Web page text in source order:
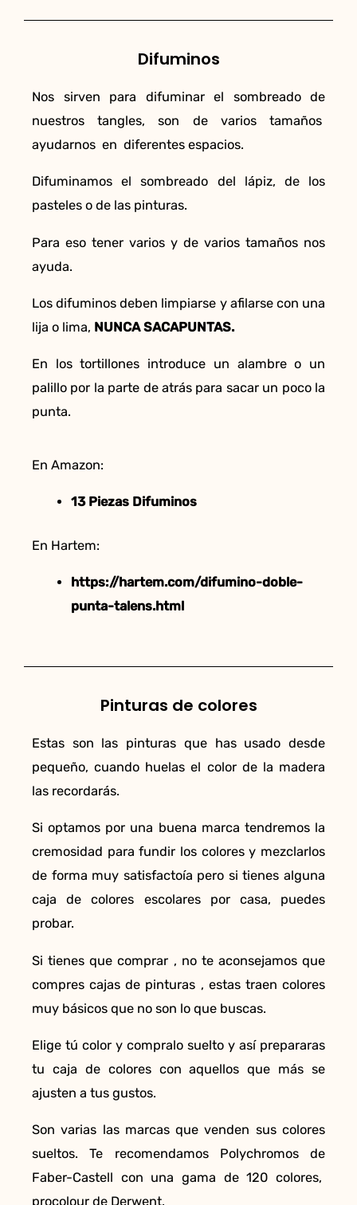
Difuminos
Nos sirven para difuminar el sombreado de
nuestros tangles, son de varios tamaños
ayudarnos en diferentes espacios.
Difuminamos el sombreado del lápiz, de los
pasteles o de las pinturas.
Para eso tener varios y de varios tamaños nos
ayuda.
Los difuminos deben limpiarse y afilarse con una
lija o lima, NUNCA SACAPUNTAS.
En los tortillones introduce un alambre o un
palillo por la parte de atrás para sacar un poco la
punta.
En Amazon:
13 Piezas Difuminos
En Hartem:
https://hartem.com/difumino-doble-
punta-talens.html
Pinturas de colores
Estas son las pinturas que has usado desde
pequeño, cuando huelas el color de la madera
las recordarás.
Si optamos por una buena marca tendremos la
cremosidad para fundir los colores y mezclarlos
de forma muy satisfactoía pero si tienes alguna
caja de colores escolares por casa, puedes
probar.
Si tienes que comprar , no te aconsejamos que
compres cajas de pinturas , estas traen colores
muy básicos que no son lo que buscas.
Elige tú color y compralo suelto y así prepararas
tu caja de colores con aquellos que más se
ajusten a tus gustos.
Son varias las marcas que venden sus colores
sueltos. Te recomendamos Polychromos de
Faber-Castell con una gama de 120 colores,
procolour de Derwent.